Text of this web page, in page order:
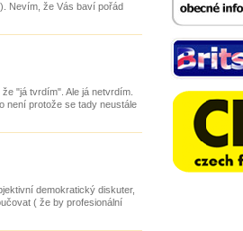
Nevím, že Vás baví pořád
"já tvrdím". Ale já netvrdím.
není protože se tady neustále
demokratický diskuter,
( že by profesionální